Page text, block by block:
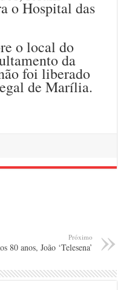
o Hospital das
o local do
da
foi liberado
de Marília.
Próximo
80 anos, João ‘Telesena’